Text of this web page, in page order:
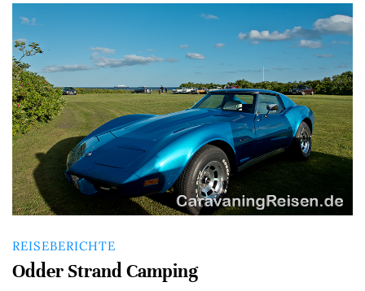
REISEBERICHTE
Odder Strand Camping